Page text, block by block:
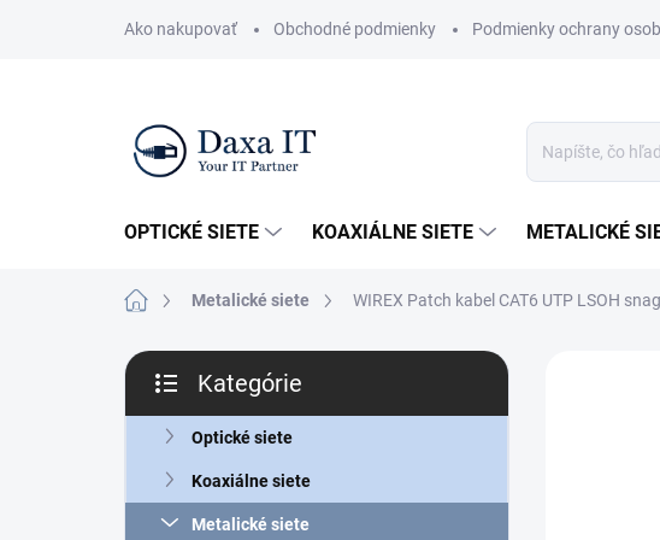
Ako nakupovať Obchodné podmienky Podmienky ochrany
OPTICKÉ SIETE KOAXIÁLNE SIETE METALICKÉ
DomovMetalické siete WIREX Patch kabel CAT6 UTP LSOH
B
č
p
kategórie
Kategórie
Optické siete
Koaxiálne siete
Metalické siete